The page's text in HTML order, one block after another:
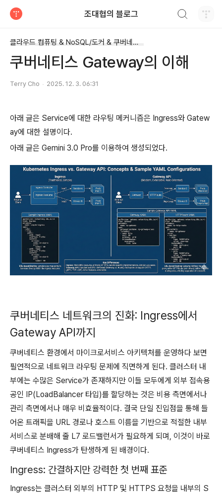
조대협의 블로그
클라우드 컴퓨팅 & NoSQL/도커 & 쿠버네티스
쿠버네티스 Gateway의 이해
Terry Cho 2025. 12. 3. 06:31
아래 글은 Service에 대한 라우팅 메커니즘은 Ingress와 Gatew
ay에 대한 설명이다.
아래 글은 Gemini 3.0 Pro를 이용하여 생성되었다.
쿠버네티스 네트워크의 진화: Ingress에서
Gateway API까지
쿠버네티스 환경에서 마이크로서비스 아키텍처를 운영하다 보면
필연적으로 네트워크 라우팅 문제에 직면하게 된다. 클러스터 내
부에는 수많은 Service가 존재하지만 이들 모두에게 외부 접속용
공인 IP(LoadBalancer 타입)를 할당하는 것은 비용 측면에서나
관리 측면에서나 매우 비효율적이다. 결국 단일 진입점을 통해 들
어온 트래픽을 URL 경로나 호스트 이름을 기반으로 적절한 내부
서비스로 분배해 줄 L7 로드밸런서가 필요하게 되며, 이것이 바로
쿠버네티스 Ingress가 탄생하게 된 배경이다.
Ingress: 간결하지만 강력한 첫 번째 표준
Ingress는 클러스터 외부의 HTTP 및 HTTPS 요청을 내부의 S